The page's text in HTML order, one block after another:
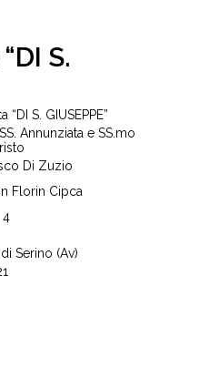
S.
“DI S. GIUSEPPE”
Annunziata e SS.mo
Di Zuzio
Florin Cipca
4
Serino (Av)